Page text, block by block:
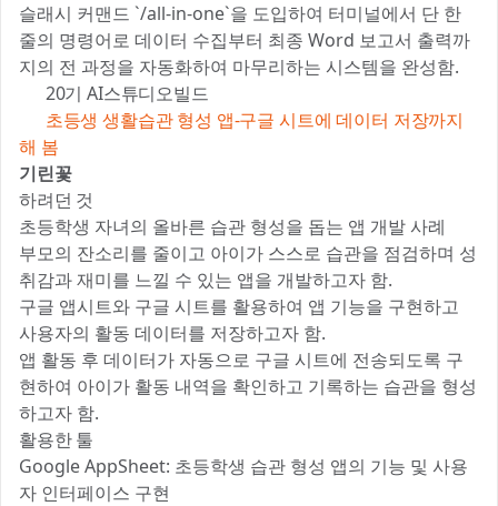
슬래시 커맨드 `/all-in-one`을 도입하여 터미널에서 단 한
줄의 명령어로 데이터 수집부터 최종 Word 보고서 출력까
지의 전 과정을 자동화하여 마무리하는 시스템을 완성함.
📚 20기 AI스튜디오빌드
초등생 생활습관 형성 앱-구글 시트에 데이터 저장까지
해 봄
기린꽃
하려던 것 📝
초등학생 자녀의 올바른 습관 형성을 돕는 앱 개발 사례
부모의 잔소리를 줄이고 아이가 스스로 습관을 점검하며 성
취감과 재미를 느낄 수 있는 앱을 개발하고자 함.
구글 앱시트와 구글 시트를 활용하여 앱 기능을 구현하고
사용자의 활동 데이터를 저장하고자 함.
앱 활동 후 데이터가 자동으로 구글 시트에 전송되도록 구
현하여 아이가 활동 내역을 확인하고 기록하는 습관을 형성
하고자 함.
활용한 툴 ⚒️
Google AppSheet: 초등학생 습관 형성 앱의 기능 및 사용
자 인터페이스 구현